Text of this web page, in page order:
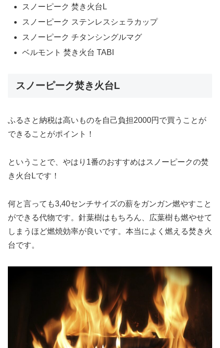
スノーピーク 焚き火台L
スノーピーク ステンレスシェラカップ
スノーピーク チタンシングルマグ
ベルモント 焚き火台 TABI
スノーピーク焚き火台L
ふるさと納税は高いものを自己負担2000円で買うことが
できることがポイント！
ということで、やはり1番のおすすめはスノーピークの焚
き火台Lです！
何と言っても3,40センチサイズの薪をガンガン燃やすこと
ができる代物です。針葉樹はもちろん、広葉樹も燃やせて
しまうほど燃焼効率が良いです。本当によく燃える焚き火
台です。